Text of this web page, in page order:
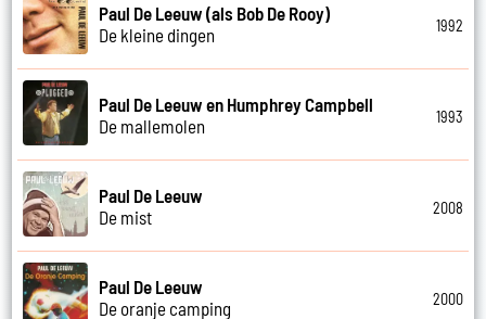
Paul De Leeuw (als Bob De Rooy)
De kleine dingen
1992
Paul De Leeuw en Humphrey Campbell
De mallemolen
1993
Paul De Leeuw
De mist
2008
Paul De Leeuw
De oranje camping
2000